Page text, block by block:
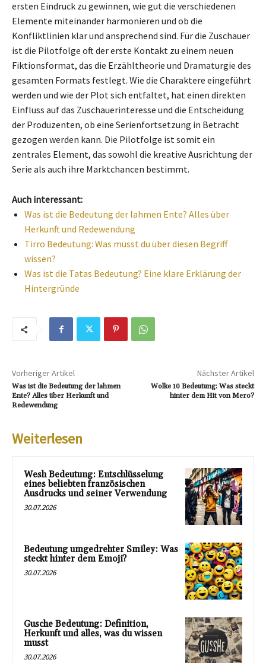
ersten Eindruck zu gewinnen, wie gut die verschiedenen
Elemente miteinander harmonieren und ob die
Konfliktlinien klar und ansprechend sind. Für die Zuschauer
ist die Pilotfolge oft der erste Kontakt zu einem neuen
Fiktionsformat, das die Erzähltheorie und Dramaturgie des
gesamten Formats festlegt. Wie die Charaktere eingeführt
werden und wie der Plot sich entfaltet, hat einen direkten
Einfluss auf das Zuschauerinteresse und die Entscheidung
der Produzenten, ob eine Serienfortsetzung in Betracht
gezogen werden kann. Die Pilotfolge ist somit ein
zentrales Element, das sowohl die kreative Ausrichtung der
Serie als auch ihre Marktchancen bestimmt.
Auch interessant:
Was ist die Bedeutung der lahmen Ente? Alles über
Herkunft und Redewendung
Tirro Bedeutung: Was musst du über diesen Begriff
wissen?
Was ist die Tatas Bedeutung? Eine klare Erklärung der
Hintergründe
Vorheriger Artikel
Was ist die Bedeutung der lahmen
Ente? Alles über Herkunft und
Redewendung
Nächster Artikel
Wolke 10 Bedeutung: Was steckt
hinter dem Hit von Mero?
Weiterlesen
Wesh Bedeutung: Entschlüsselung
eines beliebten französischen
Ausdrucks und seiner Verwendung
30.07.2026
Bedeutung umgedrehter Smiley: Was
steckt hinter dem Emoji?
30.07.2026
Gusche Bedeutung: Definition,
Herkunft und alles, was du wissen
musst
30.07.2026